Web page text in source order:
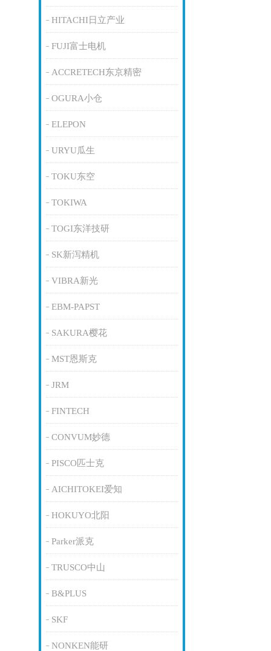
HITACHI日立产业
FUJI富士电机
ACCRETECH东京精密
OGURA小仓
ELEPON
URYU瓜生
TOKU东空
TOKIWA
TOGI东洋技研
SK新泻精机
VIBRA新光
EBM-PAPST
SAKURA樱花
MST恩斯克
JRM
FINTECH
CONVUM妙德
PISCO匹士克
AICHITOKEI爱知
HOKUYO北阳
Parker派克
TRUSCO中山
B&PLUS
SKF
NONKEN能研